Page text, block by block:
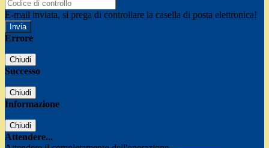
E-mail inviata, si prega di controllare la casella di posta elettronica!
Errore
Chiudi
Successo
Chiudi
Informazione
Chiudi
Attendere...